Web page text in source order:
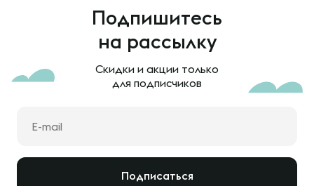
Подпишитесь
на рассылку
Скидки и акции только
для подписчиков
Подписаться